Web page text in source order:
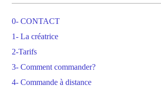
0- CONTACT
1- La créatrice
2-Tarifs
3- Comment commander?
4- Commande à distance